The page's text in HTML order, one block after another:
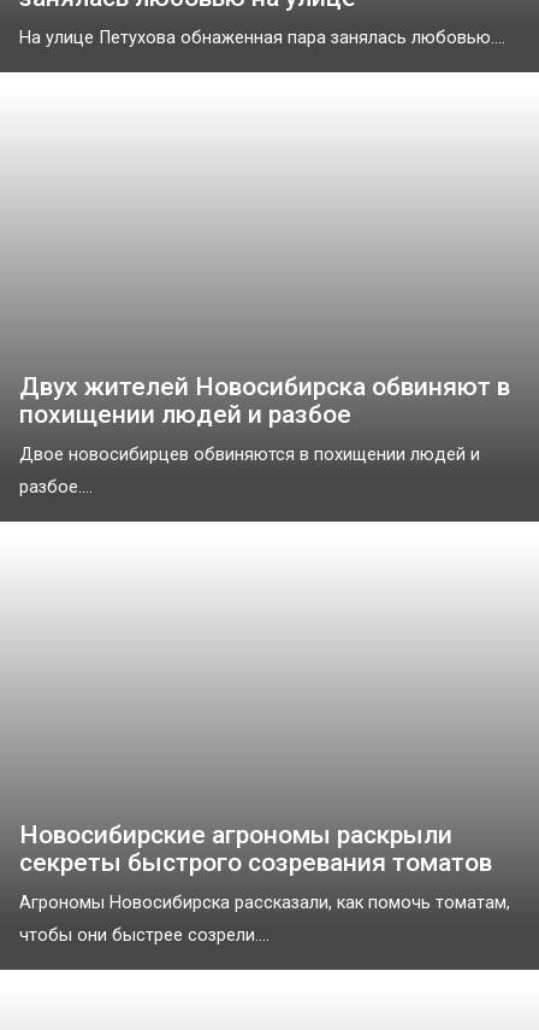
На улице Петухова обнаженная пара занялась любовью....
Двух жителей Новосибирска обвиняют в
похищении людей и разбое
Двое новосибирцев обвиняются в похищении людей и
разбое....
Новосибирские агрономы раскрыли
секреты быстрого созревания томатов
Агрономы Новосибирска рассказали, как помочь томатам,
чтобы они быстрее созрели....